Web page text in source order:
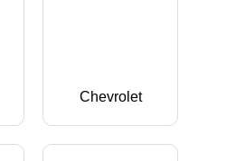
Chevrolet